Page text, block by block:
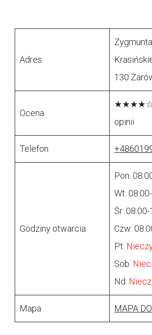
Adres
Zygmunta
130
Ocena
★★★★☆
opinii
Telefon
Godziny otwarcia
Pon:
Wt:
Śr: 08:00-
Czw:
Pt:
Sob:
Nd:
Mapa MAPA